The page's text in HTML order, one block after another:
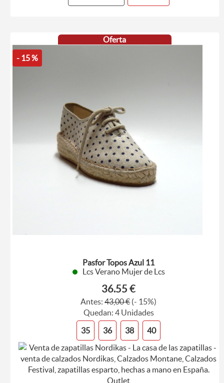
Oferta
- 15 %
Pasfor Topos Azul 11
Lcs Verano Mujer de Lcs
36.55 €
Antes:43,00 €(- 15%)
Quedan: 4 Unidades
35
36 38 40